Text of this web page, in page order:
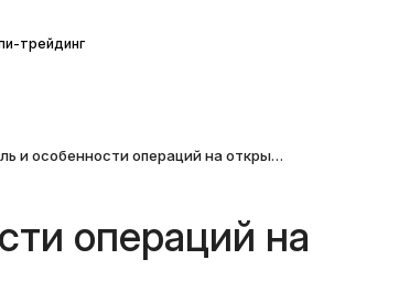
трейдинг
Роль и особенности операций на открытом рынке
операций на